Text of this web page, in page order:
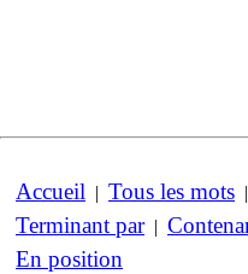
Accueil | Tous les mots |
Terminant par|
En position